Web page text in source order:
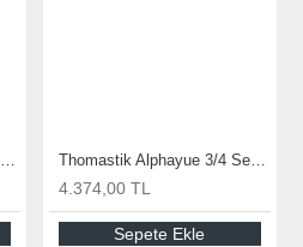
Thomastik Peter İnfeld Set Keman Teli PI100 Thomastik Alphayue 3/4 Set Çello Teli AL400 3/4
4.374,00 TL
Sepete Ekle